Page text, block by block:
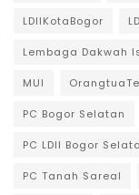
LDIIKotaBogor
Lembaga Dakwah
MUI
PC Bogor Selatan
PC LDII Bogor
PC Tanah Sareal